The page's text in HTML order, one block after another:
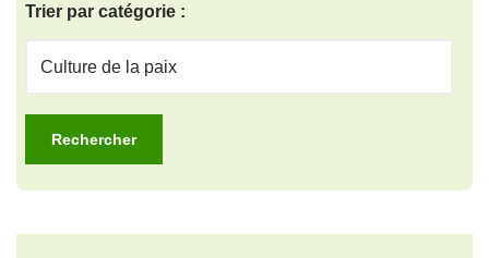
Trier par catégorie :